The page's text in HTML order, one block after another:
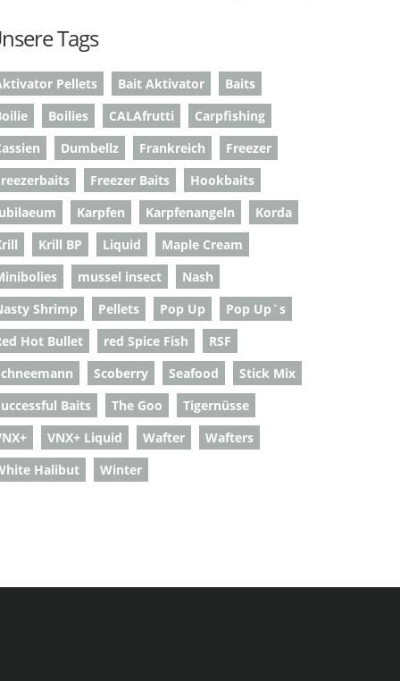
Tags
Pellets Bait Aktivator
Baits
Boilies CALAfrutti
Carpfishing
Dumbellz Frankreich
Freezer
Freezer Baits
Hookbaits
Karpfen Karpfenangeln
Korda
Krill BP Liquid
Maple Cream
mussel insect
Nash
Shrimp
Pellets Pop Up
Pop Up`s
Hot Bullet
red Spice Fish
RSF
Scoberry Seafood
Stick Mix
Baits
The Goo
Tigernüsse
VNX+ Liquid Wafter
Wafters
Halibut
Winter